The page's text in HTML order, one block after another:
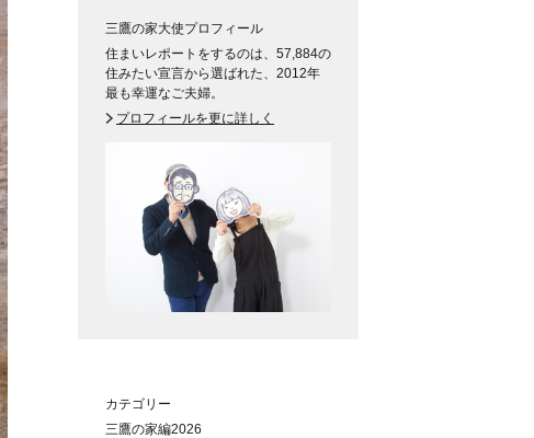
三鷹の家大使プロフィール
住まいレポートをするのは、57,884の
住みたい宣言から選ばれた、2012年
最も幸運なご夫婦。
プロフィールを更に詳しく
カテゴリー
三鷹の家編2026